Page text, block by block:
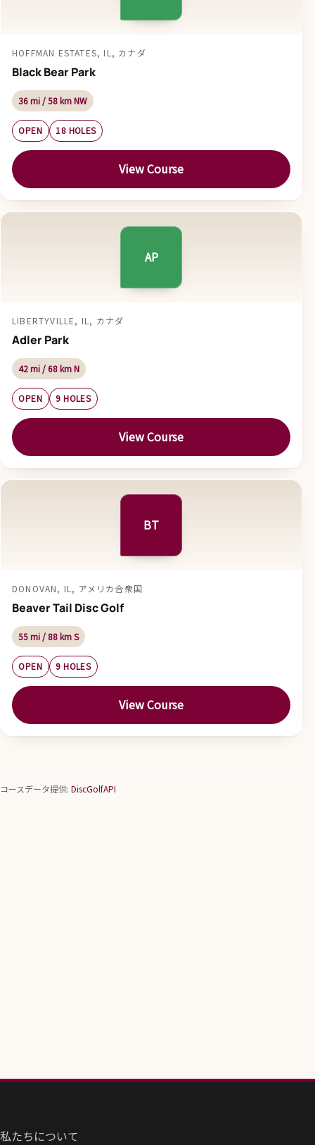
HOFFMAN ESTATES, IL, カナダ
Black Bear Park
36 mi / 58 km NW
OPEN 18 HOLES
View Course
AP
LIBERTYVILLE, IL, カナダ
Adler Park
42 mi / 68 km N
OPEN 9 HOLES
View Course
BT
DONOVAN, IL, アメリカ合衆国
Beaver Tail Disc Golf
55 mi / 88 km S
OPEN 9 HOLES
View Course
コースデータ提供: DiscGolfAPI
私たちについて